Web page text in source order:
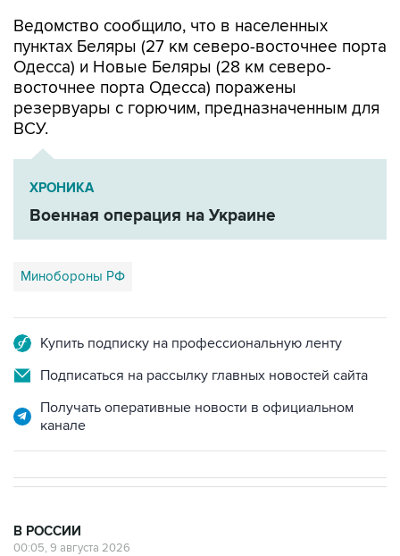
Ведомство сообщило, что в населенных
пунктах Беляры (27 км северо-восточнее порта
Одесса) и Новые Беляры (28 км северо-
восточнее порта Одесса) поражены
резервуары с горючим, предназначенным для
ВСУ.
ХРОНИКА
Военная операция на Украине
Минобороны РФ
Купить подписку на профессиональную ленту
Подписаться на рассылку главных новостей сайта
Получать оперативные новости в официальном
канале
В РОССИИ
00:05, 9 августа 2026